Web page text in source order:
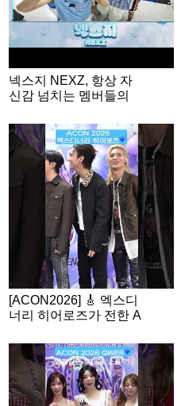
넥스지 NEXZ, 항상 자
신감 넘치는 멤버들의
2026 밸런스게임 | ‘Wo
uld you rather’ game |
ENG SUB #ACON202
[ACON2026] 🎸 엑스디
너리 히어로즈가 전한 A